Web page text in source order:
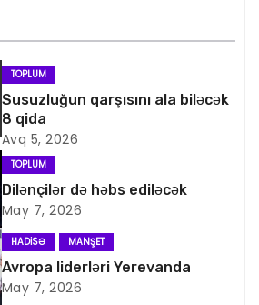
TOPLUM
Susuzluğun qarşısını ala biləcək
8 qida
Avq 5, 2026
TOPLUM
Dilənçilər də həbs ediləcək
May 7, 2026
HADISƏ MANŞET
Avropa liderləri Yerevanda
May 7, 2026